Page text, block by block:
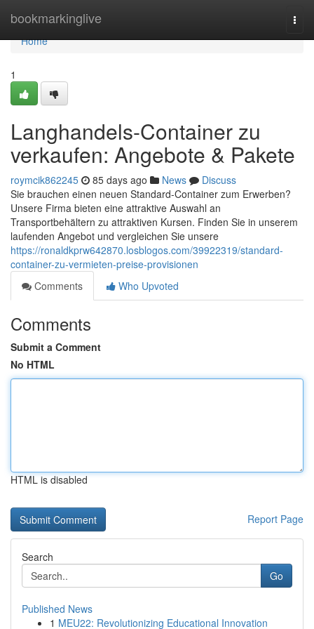
bookmarkinglive
Home
Home
1
Langhandels-Container zu
verkaufen: Angebote & Pakete
roymcik862245 85 days ago News
Discuss
Sie brauchen einen neuen Standard-Container zum Erwerben?
Unsere Firma bieten eine attraktive Auswahl an
Transportbehältern zu attraktiven Kursen. Finden Sie in unserem
laufenden Angebot und vergleichen Sie unsere
https://ronaldkprw642870.losblogos.com/39922319/standard-
container-zu-vermieten-preise-provisionen
Comments
Who Upvoted
Comments
Submit a Comment
No HTML
HTML is disabled
Report Page
Search
Go
Published News
1 MEU22: Revolutionizing Educational Innovation